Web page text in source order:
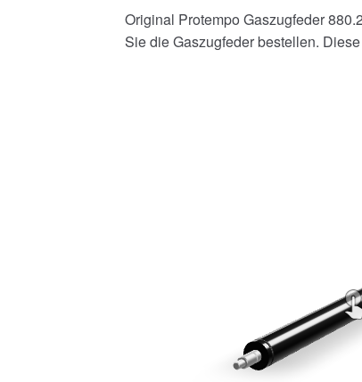
Original Protempo Gaszugfeder
Sie die Gaszugfeder bestellen.